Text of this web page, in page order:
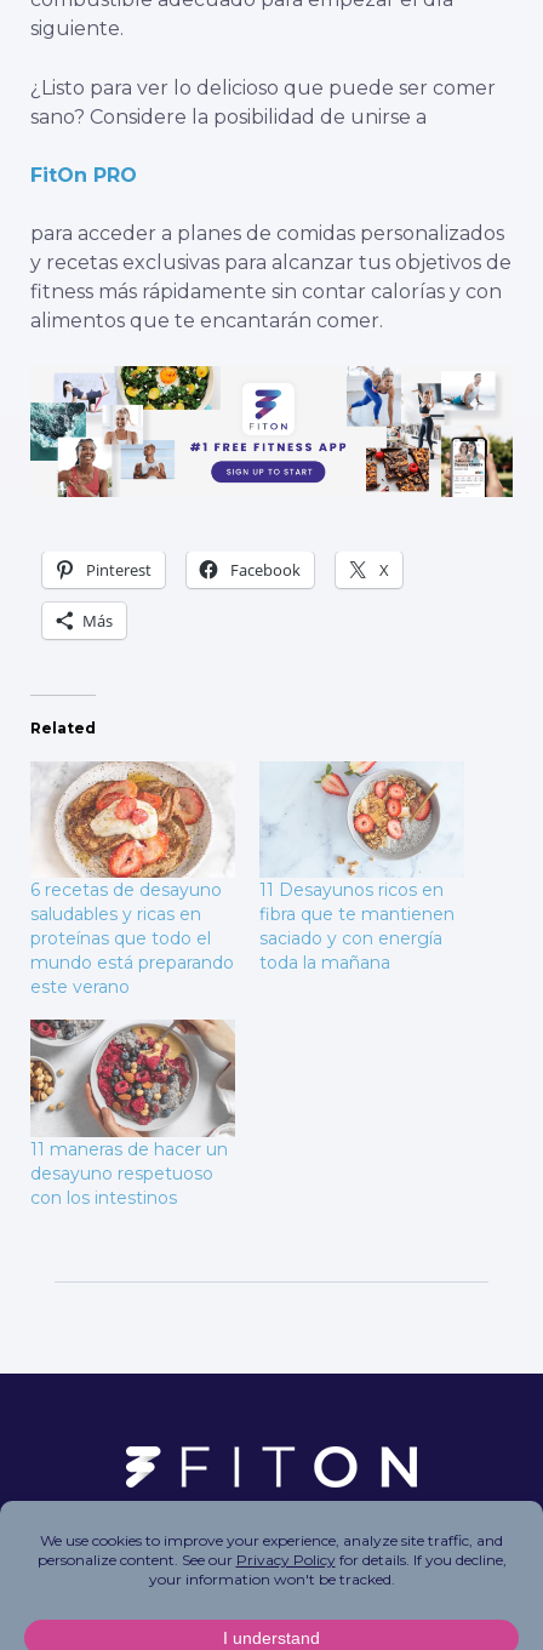
siguiente.
¿Listo para ver lo delicioso que puede ser comer
sano? Considere la posibilidad de unirse a
FitOn PRO
para acceder a planes de comidas personalizados
y recetas exclusivas para alcanzar tus objetivos de
fitness más rápidamente sin contar calorías y con
alimentos que te encantarán comer.
Pinterest Facebook X
Más
Related
6 recetas de desayuno
saludables y ricas en
proteínas que todo el
mundo está preparando
este verano
11 Desayunos ricos en
fibra que te mantienen
saciado y con energía
toda la mañana
11 maneras de hacer un
desayuno respetuoso
con los intestinos
Copyright © 2026 FitOn Inc. All Rights Reserved.